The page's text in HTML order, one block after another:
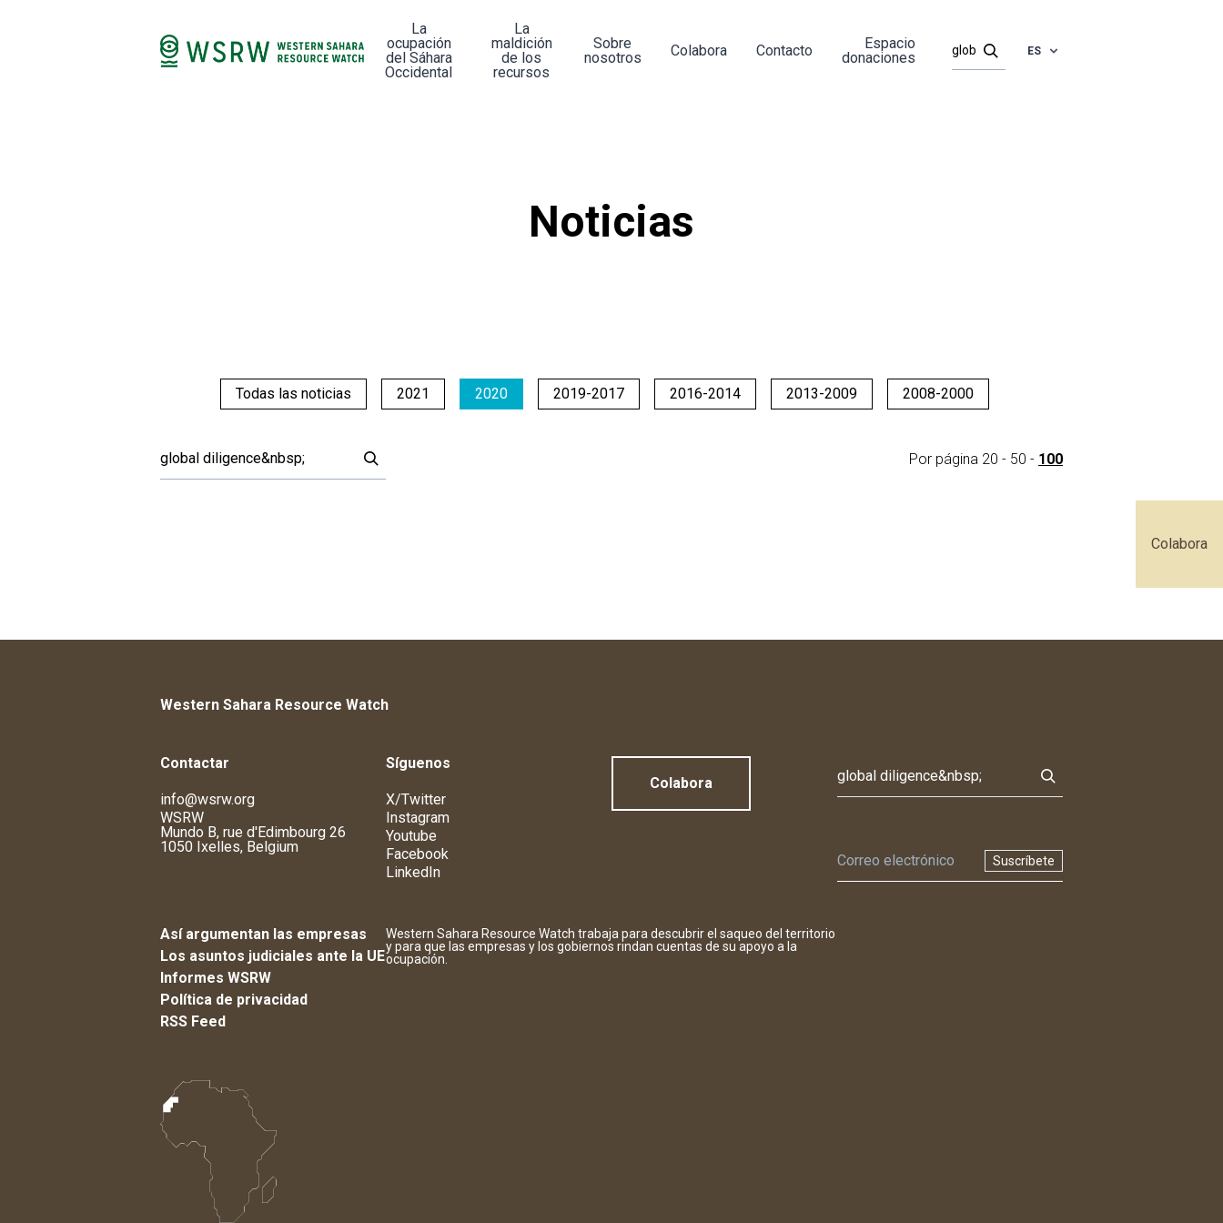
Colabora
La
ocupación
del Sáhara
Occidental
La
maldición
de los
recursos
Sobre
nosotros
Colabora Contacto
Espacio
donaciones
ES
Noticias
Todas las noticias 2021 2020 2019-2017 2016-2014 2013-2009 2008-2000
Por página 20 - 50 - 100
Western Sahara Resource Watch
Contactar
info@wsrw.org
WSRW
Mundo B, rue d'Edimbourg 26
1050 Ixelles, Belgium
Síguenos
X/Twitter
Instagram
Youtube
Facebook
LinkedIn
Colabora
Suscríbete
Así argumentan las empresas
Los asuntos judiciales ante la UE
Informes WSRW
Política de privacidad
RSS Feed
Western Sahara Resource Watch trabaja para descubrir el saqueo del territorio
y para que las empresas y los gobiernos rindan cuentas de su apoyo a la
ocupación.